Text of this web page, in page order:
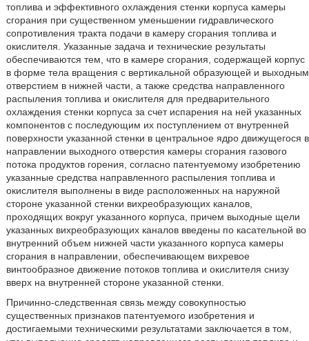
топлива и эффективного охлаждения стенки корпуса камеры
сгорания при существенном уменьшении гидравлического
сопротивления тракта подачи в камеру сгорания топлива и
окислителя. Указанные задача и технические результаты
обеспечиваются тем, что в камере сгорания, содержащей корпус
в форме тела вращения с вертикальной образующей и выходным
отверстием в нижней части, а также средства направленного
распыления топлива и окислителя для предварительного
охлаждения стенки корпуса за счет испарения на ней указанных
компонентов с последующим их поступлением от внутренней
поверхности указанной стенки в центральное ядро движущегося в
направлении выходного отверстия камеры сгорания газового
потока продуктов горения, согласно патентуемому изобретению
указанные средства направленного распыления топлива и
окислителя выполнены в виде расположенных на наружной
стороне указанной стенки вихреобразующих каналов,
проходящих вокруг указанного корпуса, причем выходные щели
указанных вихреобразующих каналов введены по касательной во
внутренний объем нижней части указанного корпуса камеры
сгорания в направлении, обеспечивающем вихревое
винтообразное движение потоков топлива и окислителя снизу
вверх на внутренней стороне указанной стенки.
Причинно-следственная связь между совокупностью
существенных признаков патентуемого изобретения и
достигаемыми техническими результатами заключается в том,